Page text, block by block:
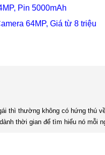
Pin 5000mAh
64MP, Giá từ 8 triệu
thời gian để tìm hiểu nó mỗi